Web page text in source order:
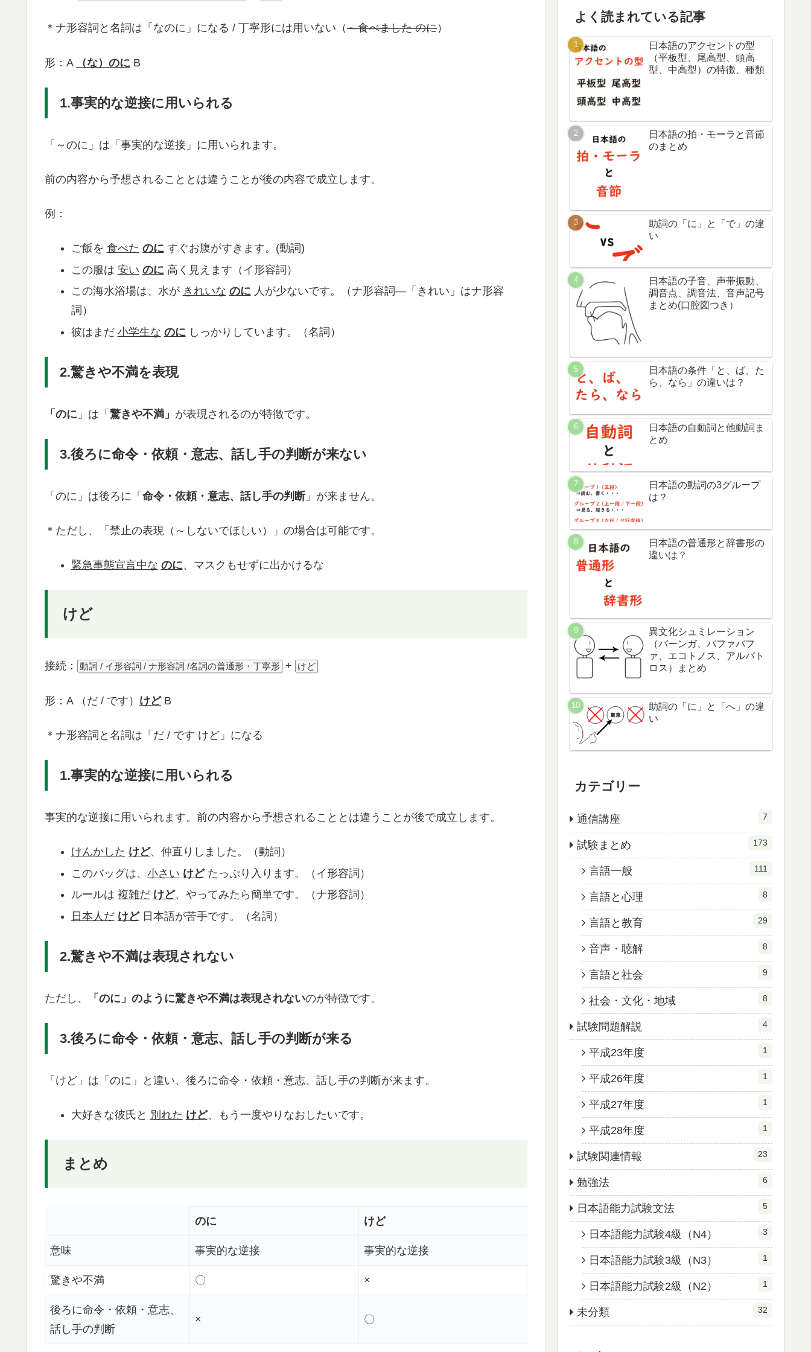
＊ナ形容詞と名詞は「なのに」になる / 丁寧形には用いない（～食べました のに）
形：A （な）のに B
1.事実的な逆接に用いられる
「～のに」は「事実的な逆接」に用いられます。
前の内容から予想されることとは違うことが後の内容で成立します。
例：
ご飯を 食べた のに すぐお腹がすきます。(動詞)
この服は 安い のに 高く見えます（イ形容詞）
この海水浴場は、水が きれいな のに 人が少ないです。（ナ形容詞―「きれい」はナ形容
詞）
彼はまだ 小学生な のに しっかりしています。（名詞）
2.驚きや不満を表現
「のに 」は「 驚きや不満」 が表現されるのが特徴です。
3.後ろに命令・依頼・意志、話し手の判断が来ない
「のに」は後ろに「 命令・依頼・意志、話し手の判断」が来ません。
＊ただし、「禁止の表現（～しないでほしい）」の場合は可能です。
緊急事態宣言中な のに、マスクもせずに出かけるな
けど
接続： 動詞 / イ形容詞 / ナ形容詞 /名詞の普通形・丁寧形 + けど
形：A （だ / です） けどB
＊ナ形容詞と名詞は「だ / です けど」になる
1.事実的な逆接に用いられる
事実的な逆接に用いられます。前の内容から予想されることとは違うことが後で成立します。
けんかした けど、仲直りしました。（動詞）
このバッグは、 小さい けどたっぷり入ります。（イ形容詞）
ルールは 複雑だ けど、やってみたら簡単です。（ナ形容詞）
日本人だ けど日本語が苦手です。（名詞）
2.驚きや不満は表現されない
ただし、 「のに」のように驚きや不満は表現されないのが特徴です。
3.後ろに命令・依頼・意志、話し手の判断が来る
「けど」は「のに」と違い、後ろに命令・依頼・意志、話し手の判断が来ます。
大好きな彼氏と 別れた けど、もう一度やりなおしたいです。
まとめ
のに けど
意味 事実的な逆接 事実的な逆接
驚きや不満 〇 ×
後ろに命令・依頼・意志、
話し手の判断
× 〇
よく読まれている記事
日本語のアクセントの型
（平板型、尾高型、頭高
型、中高型）の特徴、種類
日本語の拍・モーラと音節
のまとめ
助詞の「に」と「で」の違
い
日本語の子音、声帯振動、
調音点、調音法、音声記号
まとめ(口腔図つき）
日本語の条件「と、ば、た
ら、なら」の違いは？
日本語の自動詞と他動詞ま
とめ
日本語の動詞の3グループ
は？
日本語の普通形と辞書形の
違いは？
異文化シュミレーション
（バーンガ、バファバフ
ァ、エコトノス、アルバト
ロス）まとめ
助詞の「に」と「へ」の違
い
カテゴリー
通信講座 7
試験まとめ 173
言語一般 111
言語と心理 8
言語と教育 29
音声・聴解 8
言語と社会 9
社会・文化・地域 8
試験問題解説 4
平成23年度 1
平成26年度 1
平成27年度 1
平成28年度 1
試験関連情報 23
勉強法 6
日本語能力試験文法 5
日本語能力試験4級（N4） 3
日本語能力試験3級（N3） 1
日本語能力試験2級（N2） 1
未分類 32